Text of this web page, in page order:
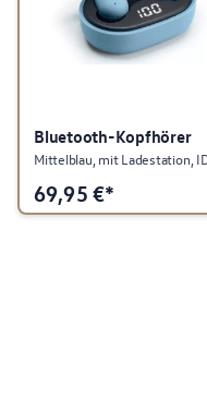
Bluetooth-Kopfhörer
69,95 €*